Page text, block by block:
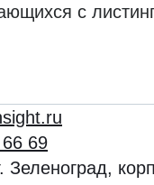
с
69
Зеленоград,